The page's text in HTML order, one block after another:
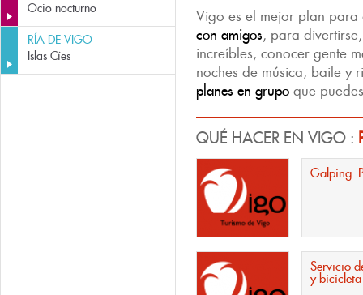
Ocio nocturno
RÍA DE VIGO
Islas Cíes
Vigo es el mejor plan
con amigos, para
increíbles, conocer gente
noches de música, baile y
planes en grupo que
QUÉ HACER EN VIGO :
Galping.
Servicio
y